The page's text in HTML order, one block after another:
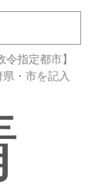
指定都市】
・市を記入